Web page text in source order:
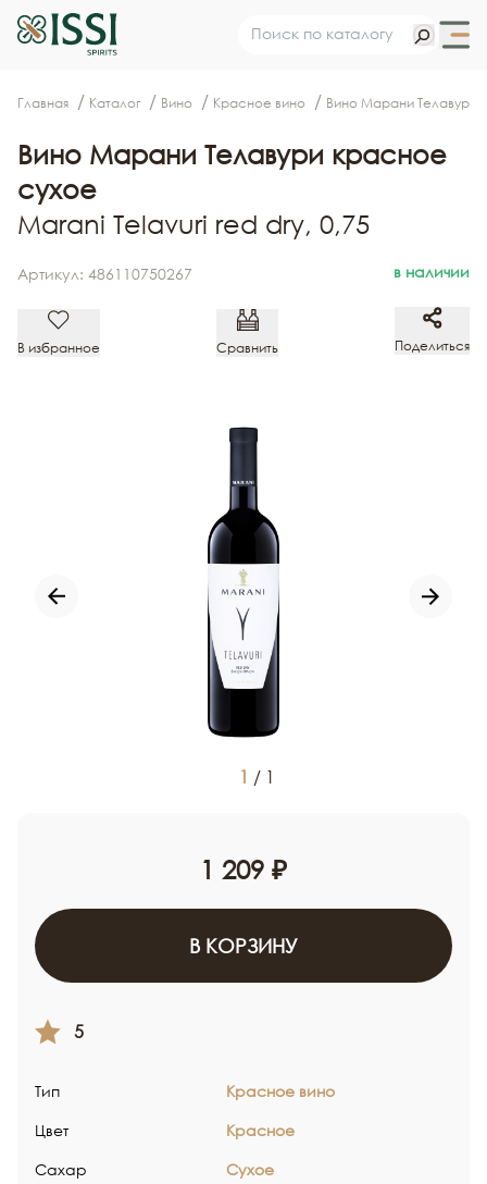
Главная Каталог Вино Красное вино Вино Марани Телавури
Вино Марани Телавури красное
сухое
Marani Telavuri red dry, 0,75
Артикул: 486110750267 в наличии
В избранное Сравнить Поделиться
1 / 1
1 209 ₽
В КОРЗИНУ
5
Тип Красное вино
Цвет Красное
Сахар Сухое